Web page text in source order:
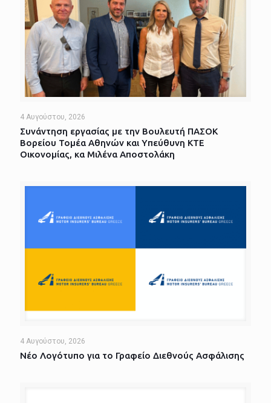
4 Αυγούστου, 2026
Συνάντηση εργασίας με την Βουλευτή ΠΑΣΟΚ
Βορείου Τομέα Αθηνών και Υπεύθυνη ΚΤΕ
Οικονομίας, κα Μιλένα Αποστολάκη
4 Αυγούστου, 2026
Νέο Λογότυπο για το Γραφείο Διεθνούς Ασφάλισης